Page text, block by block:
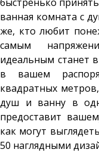
ванная комната с
же, кто любит
самым
идеальным станет
в вашем
квадратных
душ и ванну в
предоставит
как могут
50 наглядными